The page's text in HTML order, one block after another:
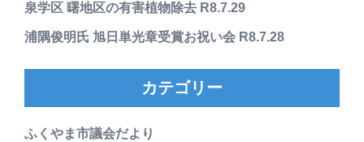
泉学区 曙地区の有害植物除去 R8.7.29
浦隅俊明氏 旭日単光章受賞お祝い会 R8.7.28
カテゴリー
ふくやま市議会だより